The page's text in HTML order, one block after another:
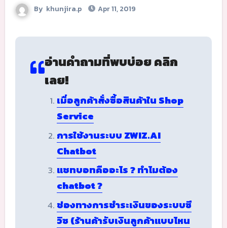
By khunjira.p Apr 11, 2019
อ่านคำถามที่พบบ่อย คลิก
เลย!
เมื่อลูกค้าสั่งซื้อสินค้าใน Shop
Service
การใช้งานระบบ ZWIZ.AI
Chatbot
แชทบอทคืออะไร ? ทำไมต้อง
chatbot ?
ช่องทางการชำระเงินของระบบซี
วิซ (ร้านค้ารับเงินลูกค้าแบบไหน